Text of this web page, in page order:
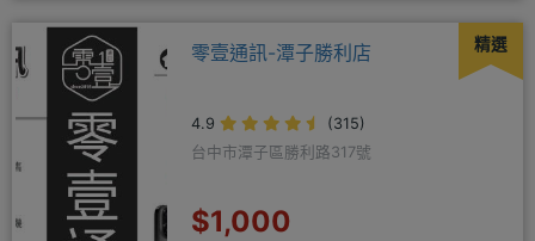
精選
零壹通訊-潭子勝利店
4.9
(315)
台中市潭子區勝利路317號
$1,000